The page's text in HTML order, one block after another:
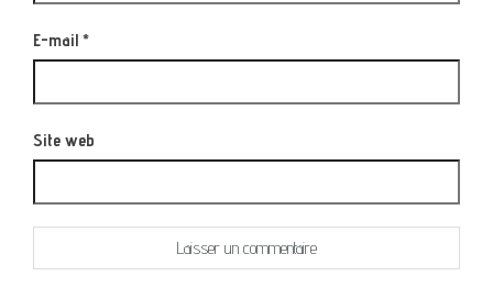
E-mail *
Site web